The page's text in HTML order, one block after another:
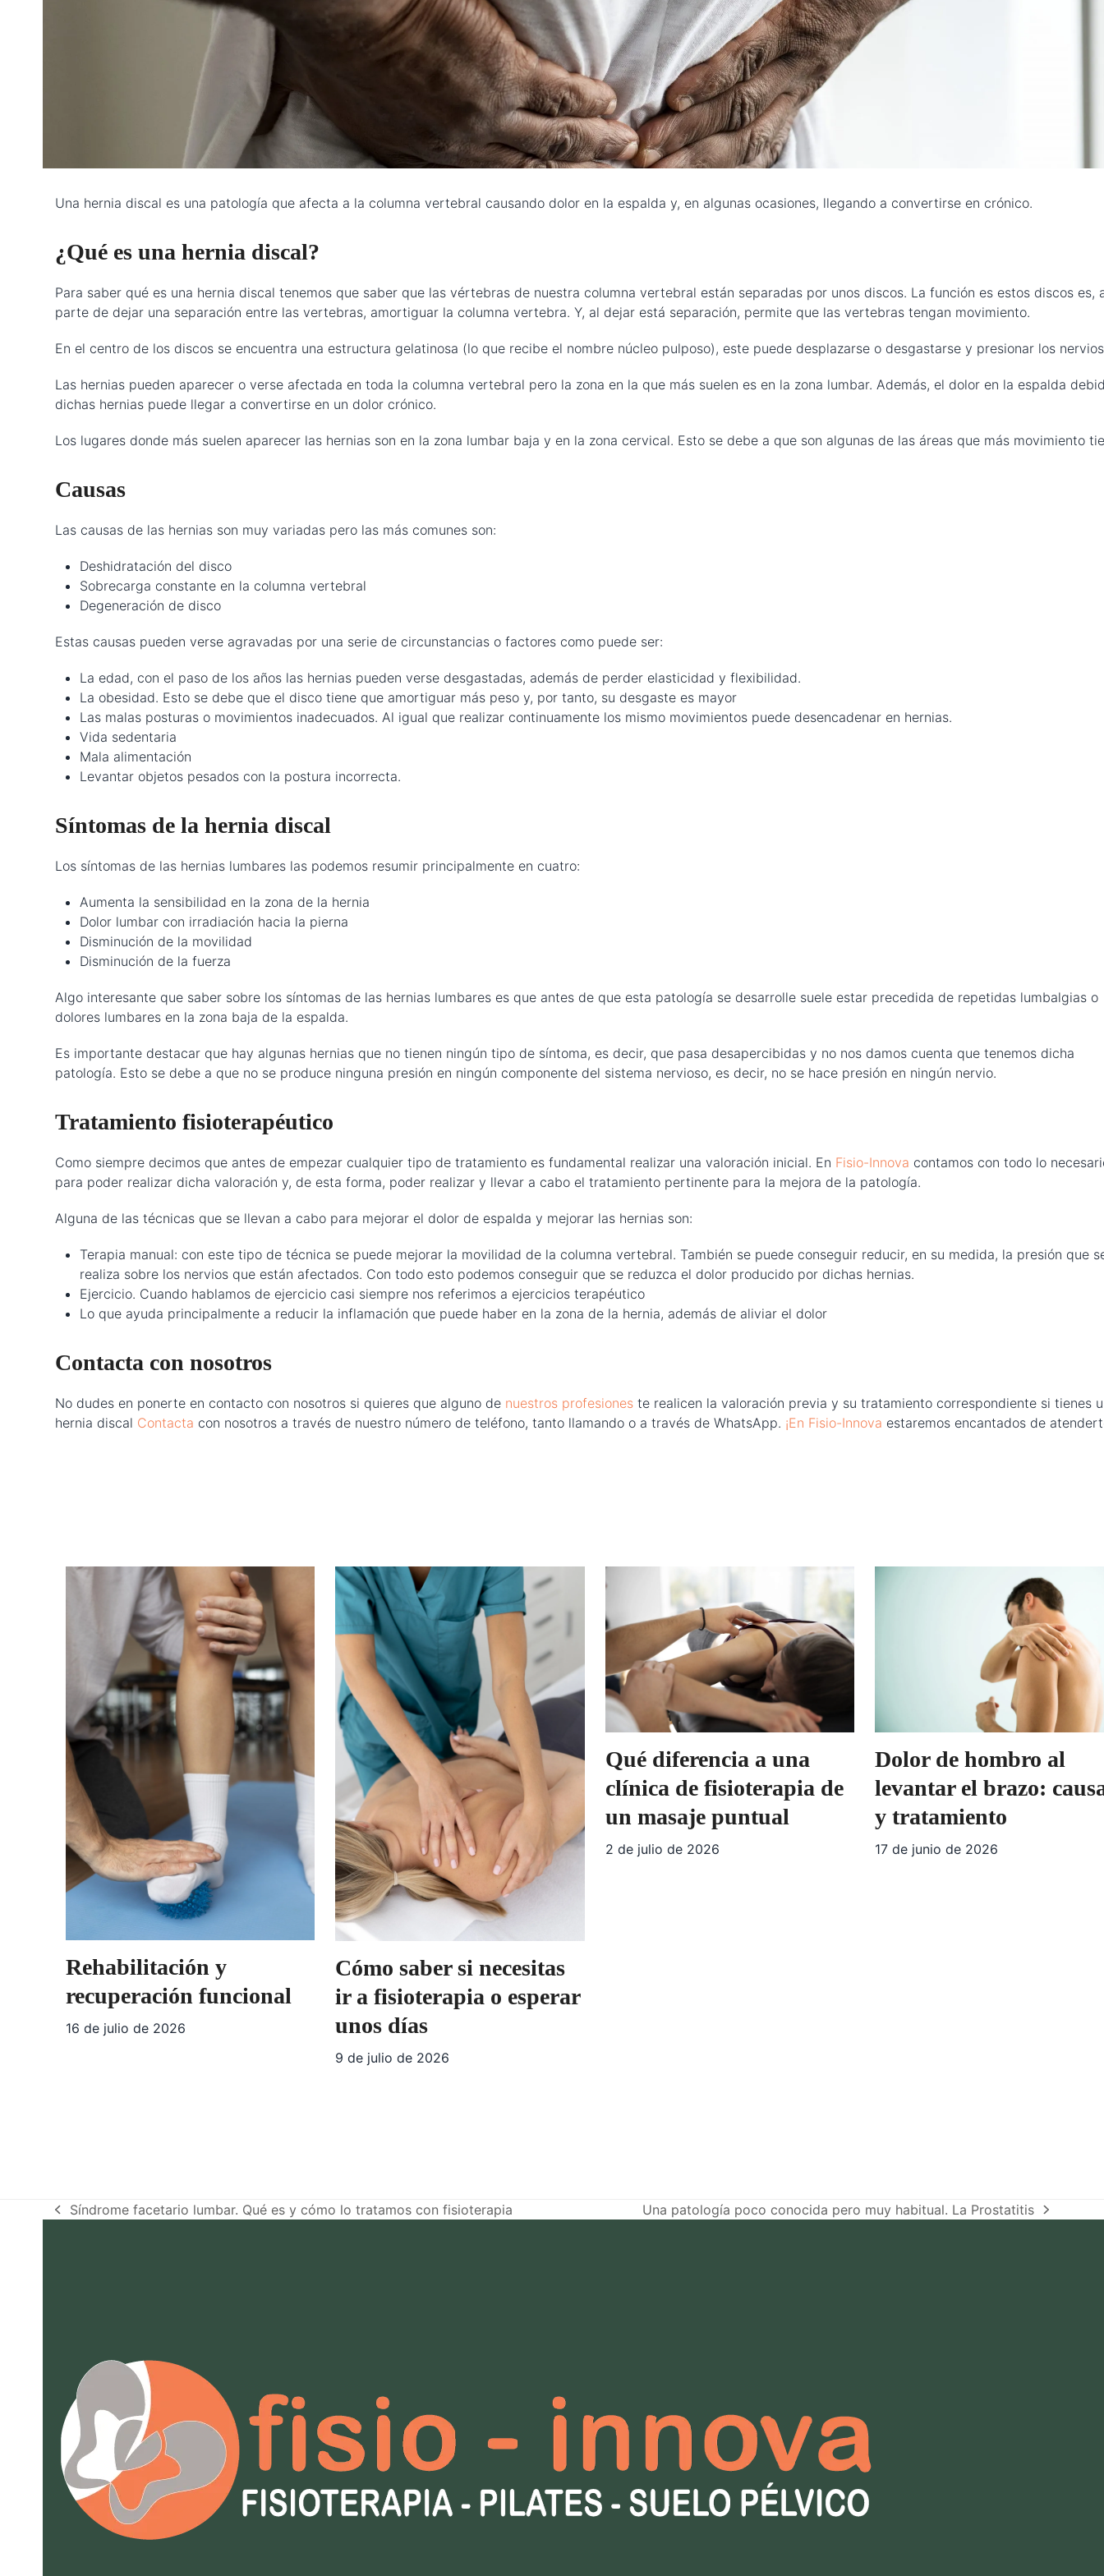
Una hernia discal es una patología que afecta a la columna vertebral causando dolor en la espalda y, en algunas ocasiones, llegando a convertirse en crónico.
¿Qué es una hernia discal?
Para saber qué es una hernia discal tenemos que saber que las vértebras de nuestra columna vertebral están separadas por unos discos. La función es estos discos es,
parte de dejar una separación entre las vertebras, amortiguar la columna vertebra. Y, al dejar está separación, permite que las vertebras tengan movimiento.
En el centro de los discos se encuentra una estructura gelatinosa (lo que recibe el nombre núcleo pulposo), este puede desplazarse o desgastarse y presionar los
Las hernias pueden aparecer o verse afectada en toda la columna vertebral pero la zona en la que más suelen es en la zona lumbar. Además, el dolor en la espalda
dichas hernias puede llegar a convertirse en un dolor crónico.
Los lugares donde más suelen aparecer las hernias son en la zona lumbar baja y en la zona cervical. Esto se debe a que son algunas de las áreas que más movimiento
Causas
Las causas de las hernias son muy variadas pero las más comunes son:
Deshidratación del disco
Sobrecarga constante en la columna vertebral
Degeneración de disco
Estas causas pueden verse agravadas por una serie de circunstancias o factores como puede ser:
La edad, con el paso de los años las hernias pueden verse desgastadas, además de perder elasticidad y flexibilidad.
La obesidad. Esto se debe que el disco tiene que amortiguar más peso y, por tanto, su desgaste es mayor
Las malas posturas o movimientos inadecuados. Al igual que realizar continuamente los mismo movimientos puede desencadenar en hernias.
Vida sedentaria
Mala alimentación
Levantar objetos pesados con la postura incorrecta.
Síntomas de la hernia discal
Los síntomas de las hernias lumbares las podemos resumir principalmente en cuatro:
Aumenta la sensibilidad en la zona de la hernia
Dolor lumbar con irradiación hacia la pierna
Disminución de la movilidad
Disminución de la fuerza
Algo interesante que saber sobre los síntomas de las hernias lumbares es que antes de que esta patología se desarrolle suele estar precedida de repetidas lumbalgias o
dolores lumbares en la zona baja de la espalda.
Es importante destacar que hay algunas hernias que no tienen ningún tipo de síntoma, es decir, que pasa desapercibidas y no nos damos cuenta que tenemos dicha
patología. Esto se debe a que no se produce ninguna presión en ningún componente del sistema nervioso, es decir, no se hace presión en ningún nervio.
Tratamiento fisioterapéutico
Como siempre decimos que antes de empezar cualquier tipo de tratamiento es fundamental realizar una valoración inicial. En Fisio-Innova contamos con todo lo
para poder realizar dicha valoración y, de esta forma, poder realizar y llevar a cabo el tratamiento pertinente para la mejora de la patología.
Alguna de las técnicas que se llevan a cabo para mejorar el dolor de espalda y mejorar las hernias son:
Terapia manual: con este tipo de técnica se puede mejorar la movilidad de la columna vertebral. También se puede conseguir reducir, en su medida, la presión que
realiza sobre los nervios que están afectados. Con todo esto podemos conseguir que se reduzca el dolor producido por dichas hernias.
Ejercicio. Cuando hablamos de ejercicio casi siempre nos referimos a ejercicios terapéutico
Lo que ayuda principalmente a reducir la inflamación que puede haber en la zona de la hernia, además de aliviar el dolor
Contacta con nosotros
No dudes en ponerte en contacto con nosotros si quieres que alguno de nuestros profesiones te realicen la valoración previa y su tratamiento correspondiente si tienes
hernia discal Contacta con nosotros a través de nuestro número de teléfono, tanto llamando o a través de WhatsApp. ¡En Fisio-Innova estaremos encantados de
Rehabilitación y
recuperación funcional
16 de julio de 2026
Cómo saber si necesitas
ir a fisioterapia o esperar
unos días
9 de julio de 2026
Qué diferencia a una
clínica de fisioterapia de
un masaje puntual
2 de julio de 2026
Dolor de hombro al
levantar el brazo:
y tratamiento
17 de junio de 2026
previous
Síndrome facetario lumbar. Qué es y cómo lo tratamos con fisioterapia
next
Una patología poco conocida pero muy habitual. La Prostatitis